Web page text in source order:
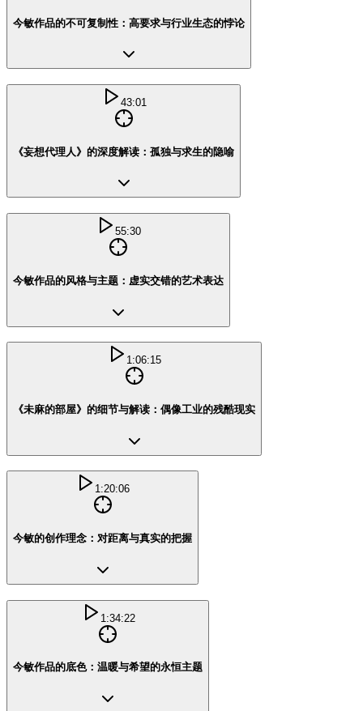
今敏作品的不可复制性：高要求与行业生态的悖论
43:01
《妄想代理人》的深度解读：孤独与求生的隐喻
55:30
今敏作品的风格与主题：虚实交错的艺术表达
1:06:15
《未麻的部屋》的细节与解读：偶像工业的残酷现实
1:20:06
今敏的创作理念：对距离与真实的把握
1:34:22
今敏作品的底色：温暖与希望的永恒主题